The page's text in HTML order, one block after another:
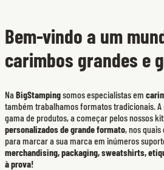
Bem-vindo a um
carimbos grandes e
NaBigStampingsomos especialistas em
também trabalhamos formatos tradicionais.
gama de produtos, a começar pelos nossos
personalizados de grande formato, nos
para marcar a sua marca em inúmeros
merchandising, packaging, sweatshirts,
à prova!